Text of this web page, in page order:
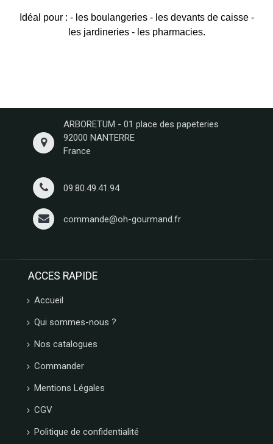
Idéal pour : - les boulangeries - les devants de caisse -
les jardineries - les pharmacies.
ARBORETUM - 01 place des papeteries
92000 NANTERRE
France
09.80.49.41.94
commande@oh-gourmand.fr
ACCES RAPIDE
Accueil
Qui sommes-nous ?
Nos catalogues
Commander
Mentions Légales
CGV
Politique de confidentialité